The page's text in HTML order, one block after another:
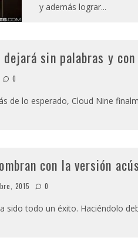
y además lograr...
sin palabras y con
0
de lo esperado, Cloud Nine
con la versión
2015 0
sido todo un éxito. Haciéndolo